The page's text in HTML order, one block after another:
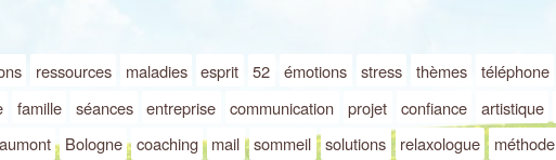
ressources maladies esprit 52 émotions stress thèmes téléphone
famille séances entreprise communication projet confiance artistique
Bologne coaching mail sommeil solutions relaxologue méthode